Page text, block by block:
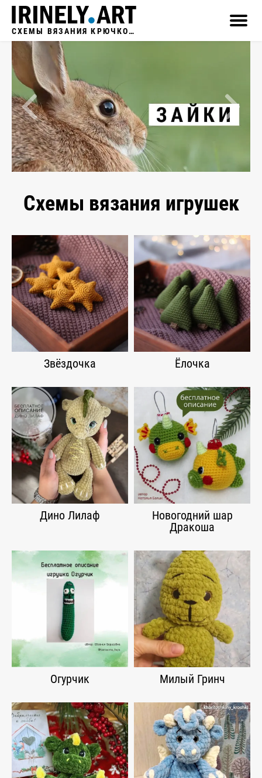
СХЕМЫ ВЯЗАНИЯ КРЮЧКОМ
Схемы вязания игрушек
Звёздочка Ёлочка
Дино Лилаф
Новогодний шар
Дракоша
Огурчик Милый Гринч